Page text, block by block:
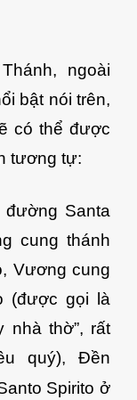
ngoài
bật nói trên,
có thể được
tương tự:
Santa
cung thánh
Vương cung
(được gọi là
nhà thờ”, rất
quý), Đền
Spirito ở